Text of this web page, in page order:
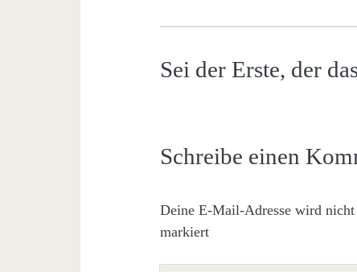
Sei der Erste, der
Schreibe einen
Deine E-Mail-Adresse wird
markiert